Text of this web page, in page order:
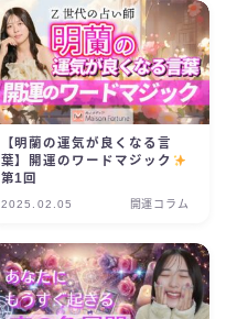
【明蘭の運気が良くなる言
葉】開運のワードマジック
第1回
2025.02.05 開運コラム